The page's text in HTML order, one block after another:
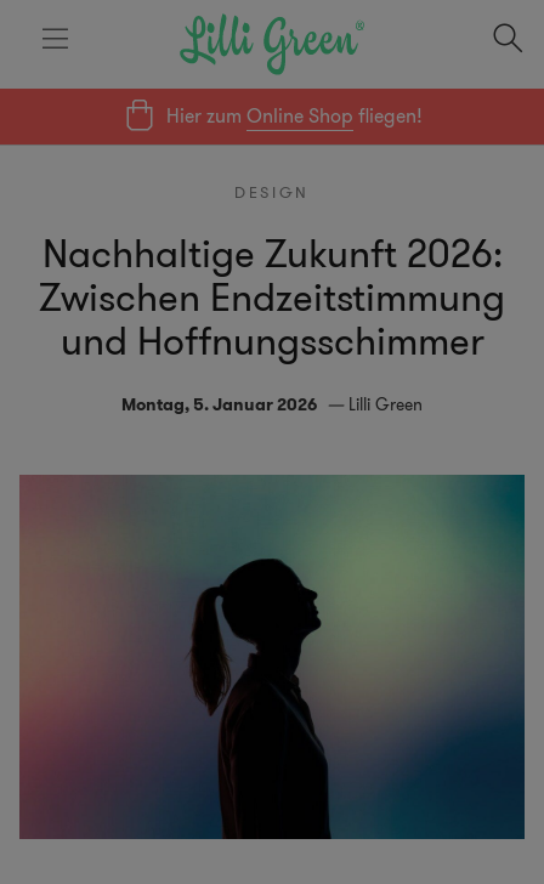
Hier zumOnline Shop fliegen!
DESIGN
Nachhaltige Zukunft 2026:
Zwischen Endzeitstimmung
und Hoffnungsschimmer
Montag, 5. Januar 2026 Lilli Green